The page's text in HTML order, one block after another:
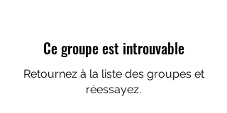
Ce groupe est introuvable
Retournez à la liste des groupes et
réessayez.